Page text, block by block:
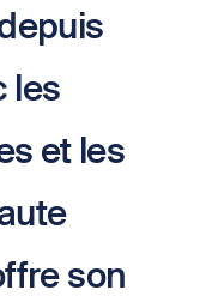
les
et les
son